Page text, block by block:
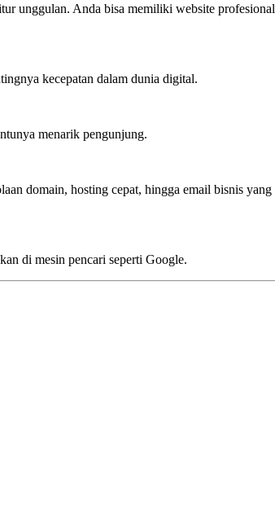
unggulan. Anda bisa memiliki website profesional
kecepatan dalam dunia digital.
menarik pengunjung.
domain, hosting cepat, hingga email bisnis yang
di mesin pencari seperti Google.